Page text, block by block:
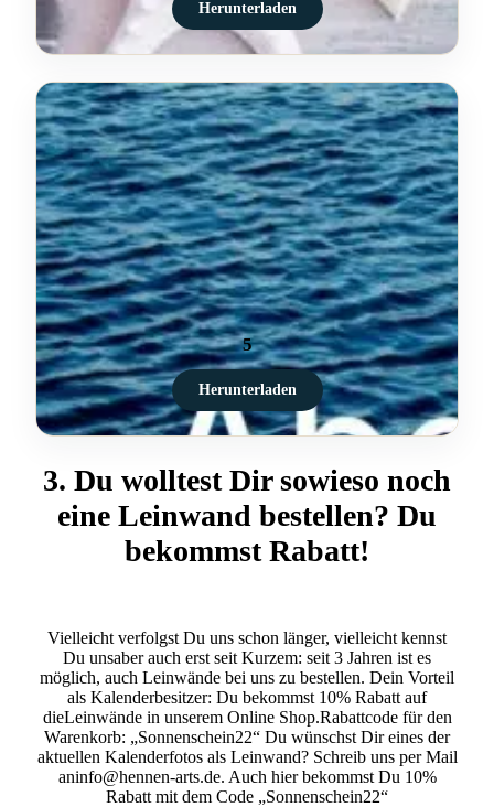
Herunterladen
5
Herunterladen
3. Du wolltest Dir sowieso noch
eine Leinwand bestellen? Du
bekommst Rabatt!
Vielleicht verfolgst Du uns schon länger, vielleicht kennst
Du unsaber auch erst seit Kurzem: seit 3 Jahren ist es
möglich, auch Leinwände bei uns zu bestellen. Dein Vorteil
als Kalenderbesitzer: Du bekommst 10% Rabatt auf
dieLeinwände in unserem Online Shop.Rabattcode für den
Warenkorb: „Sonnenschein22“ Du wünschst Dir eines der
aktuellen Kalenderfotos als Leinwand? Schreib uns per Mail
aninfo@hennen-arts.de. Auch hier bekommst Du 10%
Rabatt mit dem Code „Sonnenschein22“